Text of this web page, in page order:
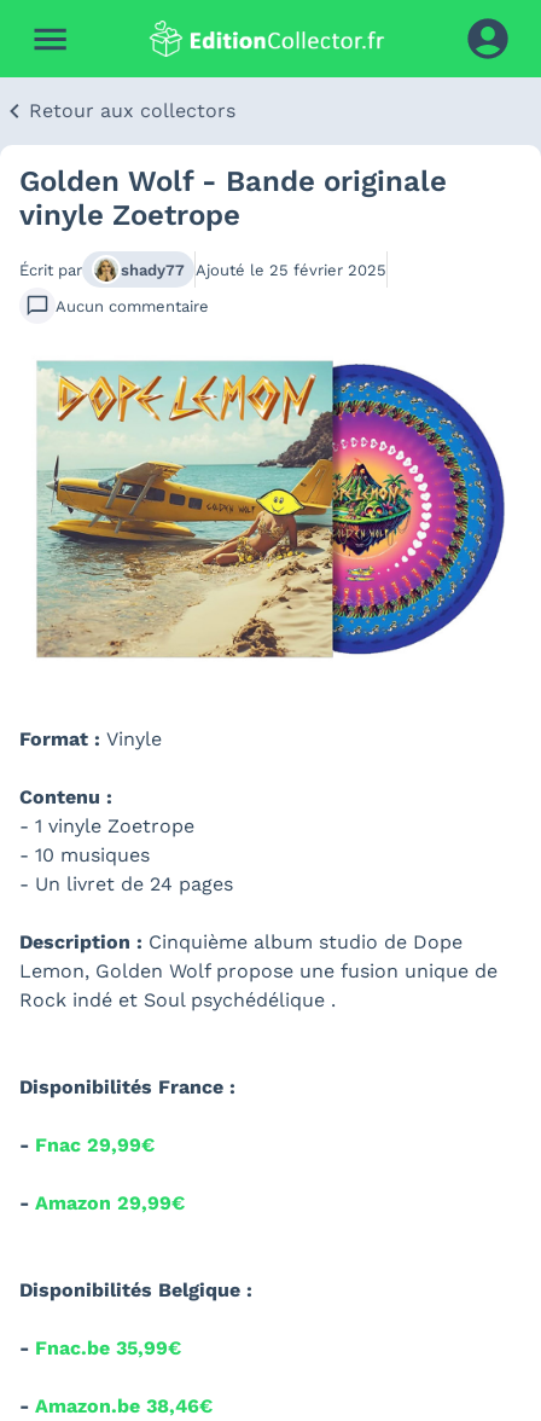
Retour aux collectors
Golden Wolf - Bande originale
vinyle Zoetrope
Écrit par shady77 Ajouté le 25 février 2025
Aucun commentaire
Format : Vinyle
Contenu :
- 1 vinyle Zoetrope
- 10 musiques
- Un livret de 24 pages
Description : Cinquième album studio de Dope
Lemon, Golden Wolf propose une fusion unique de
Rock indé et Soul psychédélique .
Disponibilités France :
- Fnac 29,99€
- Amazon 29,99€
Disponibilités Belgique :
- Fnac.be 35,99€
- Amazon.be 38,46€